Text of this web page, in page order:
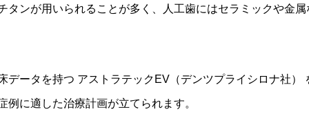
タンが用いられることが多く、人工歯にはセラミックや金
データを持つ アストラテックEV（デンツプライシロナ社）
に適した治療計画が立てられます。